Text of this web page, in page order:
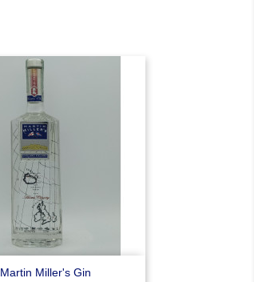
Martin Miller's Gin
Anteprima